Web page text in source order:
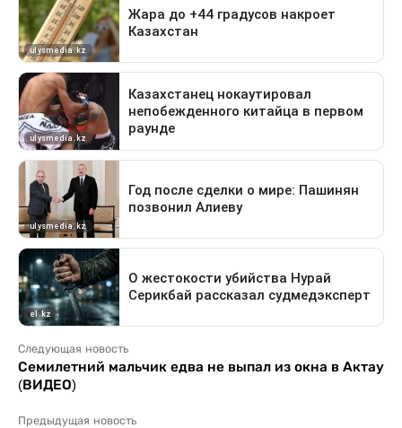
Следующая новость
Семилетний мальчик едва не выпал из окна в Актау
(ВИДЕО)
Предыдущая новость